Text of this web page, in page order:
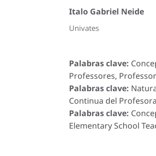
Italo Gabriel Neide
Univates
Palabras clave:
Professores,
Palabras clave:
Continua del
Palabras clave:
Elementary School